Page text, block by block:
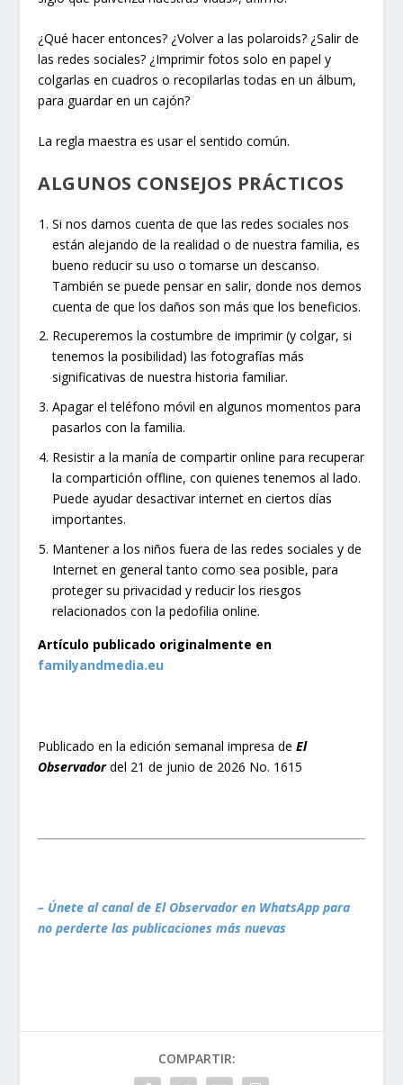
¿Qué hacer entonces? ¿Volver a las polaroids? ¿Salir de
las redes sociales? ¿Imprimir fotos solo en papel y
colgarlas en cuadros o recopilarlas todas en un álbum,
para guardar en un cajón?
La regla maestra es usar el sentido común.
ALGUNOS CONSEJOS PRÁCTICOS
Si nos damos cuenta de que las redes sociales nos
están alejando de la realidad o de nuestra familia, es
bueno reducir su uso o tomarse un descanso.
También se puede pensar en salir, donde nos demos
cuenta de que los daños son más que los beneficios.
Recuperemos la costumbre de imprimir (y colgar, si
tenemos la posibilidad) las fotografías más
significativas de nuestra historia familiar.
Apagar el teléfono móvil en algunos momentos para
pasarlos con la familia.
Resistir a la manía de compartir online para recuperar
la compartición offline, con quienes tenemos al lado.
Puede ayudar desactivar internet en ciertos días
importantes.
Mantener a los niños fuera de las redes sociales y de
Internet en general tanto como sea posible, para
proteger su privacidad y reducir los riesgos
relacionados con la pedofilia online.
Artículo publicado originalmente en
familyandmedia.eu
Publicado en la edición semanal impresa deEl
Observadordel 21 de junio de 2026 No. 1615
– Únete al canal de El Observador en WhatsApp para
no perderte las publicaciones más nuevas
COMPARTIR: